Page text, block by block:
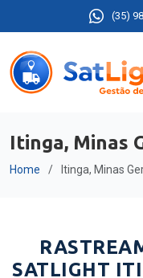
(35)
Itinga, Minas
Home Itinga, Minas
SATLIGHT